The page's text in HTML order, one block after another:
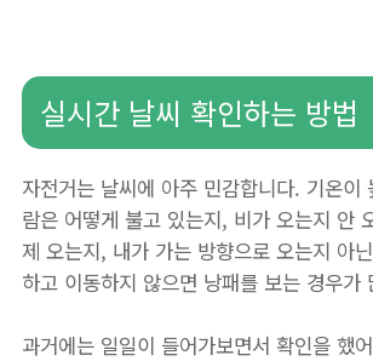
실시간 날씨 확인하는 방법
자전거는 날씨에 아주 민감합니다. 기온이
람은 어떻게 불고 있는지, 비가 오는지 안
제 오는지, 내가 가는 방향으로 오는지 아
하고 이동하지 않으면 낭패를 보는 경우가
과거에는 일일이 들어가보면서 확인을 했